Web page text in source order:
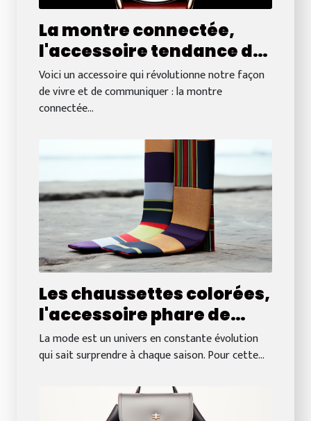
La montre connectée,
l'accessoire tendance du
moment
Voici un accessoire qui révolutionne notre façon
de vivre et de communiquer : la montre
connectée...
Les chaussettes colorées,
l'accessoire phare de
cette saison
La mode est un univers en constante évolution
qui sait surprendre à chaque saison. Pour cette...